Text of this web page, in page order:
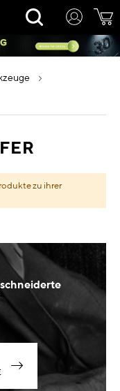
Rechercher
zu ihrer